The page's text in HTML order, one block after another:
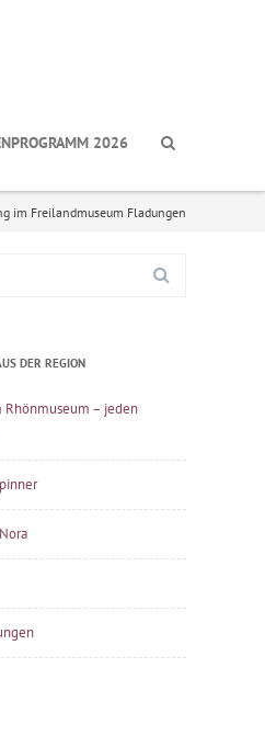
2026
im Freilandmuseum Fladungen
DER REGION
– jeden